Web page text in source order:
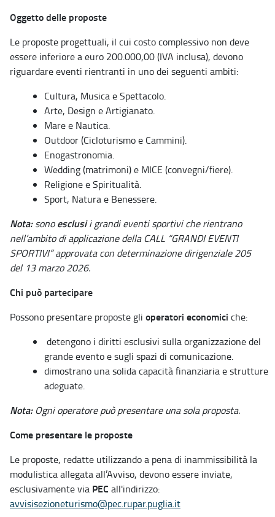
Oggetto delle proposte
Le proposte progettuali, il cui costo complessivo non deve
essere inferiore a euro 200.000,00 (IVA inclusa), devono
riguardare eventi rientranti in uno dei seguenti ambiti:
Cultura, Musica e Spettacolo.
Arte, Design e Artigianato.
Mare e Nautica.
Outdoor (Cicloturismo e Cammini).
Enogastronomia.
Wedding (matrimoni) e MICE (convegni/fiere).
Religione e Spiritualità.
Sport, Natura e Benessere.
Nota:sonoesclusii grandi eventi sportivi che rientrano
nell’ambito di applicazione della CALL “GRANDI EVENTI
SPORTIVI” approvata con determinazione dirigenziale 205
del 13 marzo 2026.
Chi può partecipare
Possono presentare proposte gli operatori economici che:
detengono i diritti esclusivi sulla organizzazione del
grande evento e sugli spazi di comunicazione.
dimostrano una solida capacità finanziaria e strutture
adeguate.
Nota: Ogni operatore può presentare una sola proposta.
Come presentare le proposte
Le proposte, redatte utilizzando a pena di inammissibilità la
modulistica allegata all’Avviso, devono essere inviate,
esclusivamente via PEC all'indirizzo:
avvisisezioneturismo@pec.rupar.puglia.it